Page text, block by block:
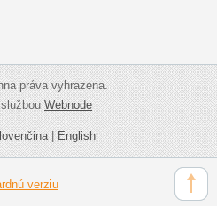
práva vyhrazena.
Webnode
|English
verziu